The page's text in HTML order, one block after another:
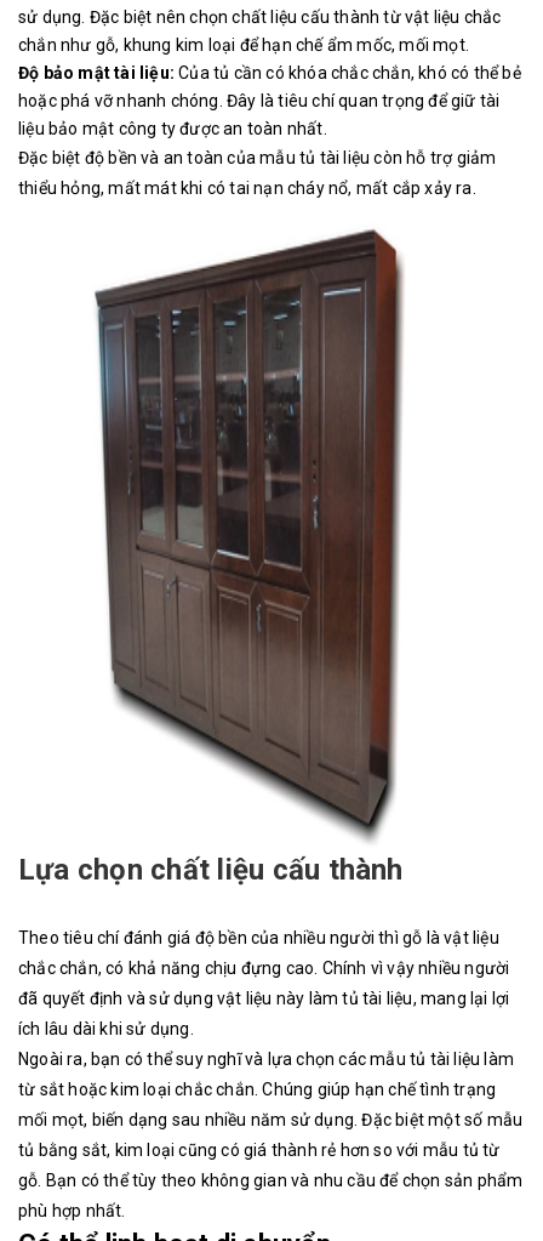
sử dụng. Đặc biệt nên chọn chất liệu cấu thành từ vật liệu chắc
chắn như gỗ, khung kim loại để hạn chế ẩm mốc, mối mọt.
Độ bảo mật tài liệu: Của tủ cần có khóa chắc chắn, khó có thể bẻ
hoặc phá vỡ nhanh chóng. Đây là tiêu chí quan trọng để giữ tài
liệu bảo mật công ty được an toàn nhất.
Đặc biệt độ bền và an toàn của mẫu tủ tài liệu còn hỗ trợ giảm
thiểu hỏng, mất mát khi có tai nạn cháy nổ, mất cắp xảy ra.
Lựa chọn chất liệu cấu thành
Theo tiêu chí đánh giá độ bền của nhiều người thì gỗ là vật liệu
chắc chắn, có khả năng chịu đựng cao. Chính vì vậy nhiều người
đã quyết định và sử dụng vật liệu này làm tủ tài liệu, mang lại lợi
ích lâu dài khi sử dụng.
Ngoài ra, bạn có thể suy nghĩ và lựa chọn các mẫu tủ tài liệu làm
từ sắt hoặc kim loại chắc chắn. Chúng giúp hạn chế tình trạng
mối mọt, biến dạng sau nhiều năm sử dụng. Đặc biệt một số mẫu
tủ bằng sắt, kim loại cũng có giá thành rẻ hơn so với mẫu tủ từ
gỗ. Bạn có thể tùy theo không gian và nhu cầu để chọn sản phẩm
phù hợp nhất.